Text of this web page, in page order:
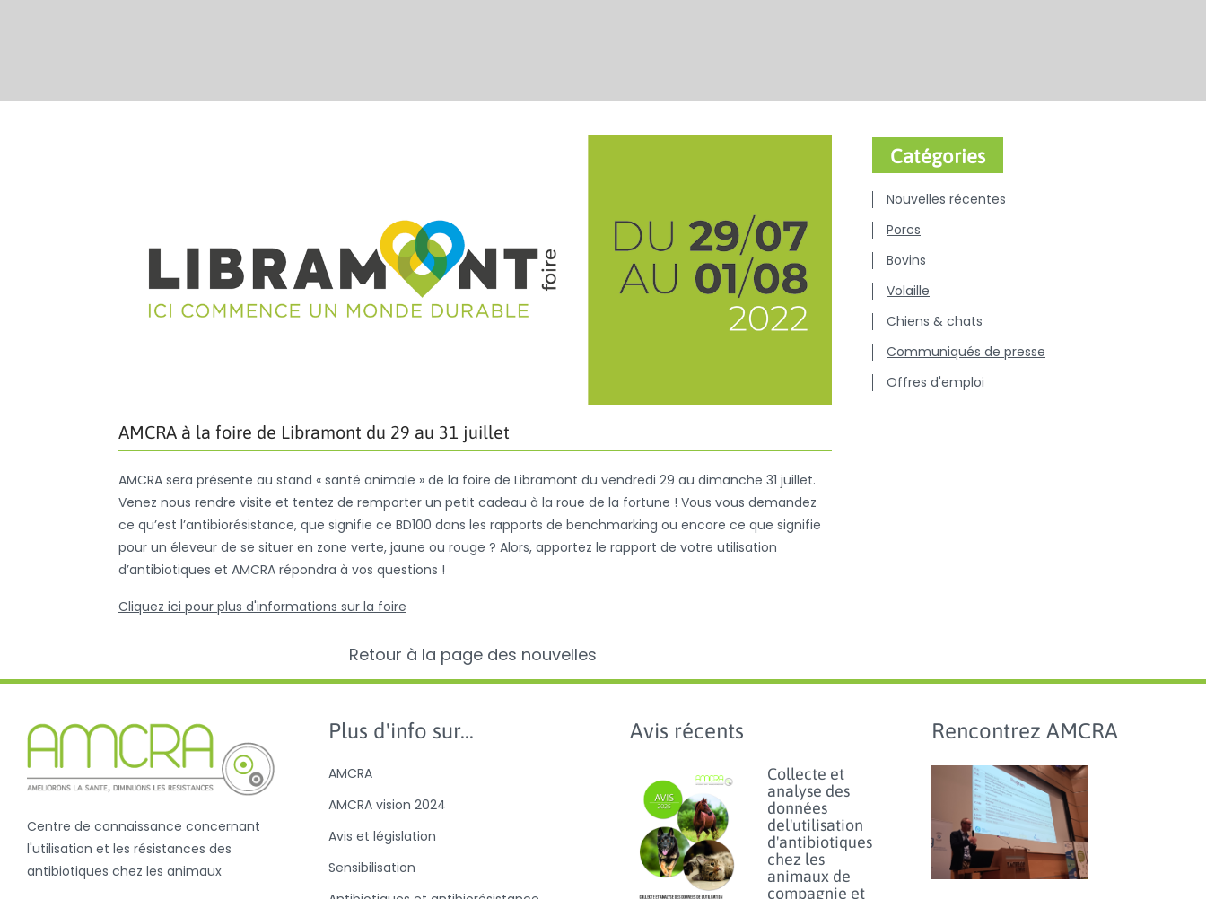
AMCRA à la foire de Libramont du 29 au 31 juillet
AMCRA sera présente au stand « santé animale » de la foire de Libramont du vendredi 29 au dimanche 31 juillet.
Venez nous rendre visite et tentez de remporter un petit cadeau à la roue de la fortune ! Vous vous demandez
ce qu’est l’antibiorésistance, que signifie ce BD100 dans les rapports de benchmarking ou encore ce que signifie
pour un éleveur de se situer en zone verte, jaune ou rouge ? Alors, apportez le rapport de votre utilisation
d’antibiotiques et AMCRA répondra à vos questions !
Cliquez ici pour plus d'informations sur la foire
Retour à la page des nouvelles
Catégories
Nouvelles récentes
Porcs
Bovins
Volaille
Chiens & chats
Communiqués de presse
Offres d'emploi
Centre de connaissance concernant
l'utilisation et les résistances des
antibiotiques chez les animaux
Plus d'info sur...
AMCRA
AMCRA vision 2024
Avis et législation
Sensibilisation
Avis récents
Collecte et
analyse des
données
del'utilisation
d'antibiotiques
chez les
animaux de
compagnie et
Rencontrez AMCRA